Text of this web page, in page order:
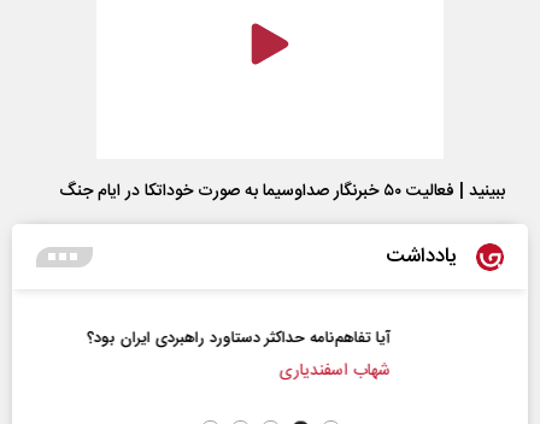
ببینید | فعالیت ۵۰ خبرنگار صداوسیما به صورت خوداتکا در ایام جنگ
یادداشت
آیا تفاهم‌نامه حداکثر دستاورد راهبردی ایران بود؟
شهاب اسفندیاری